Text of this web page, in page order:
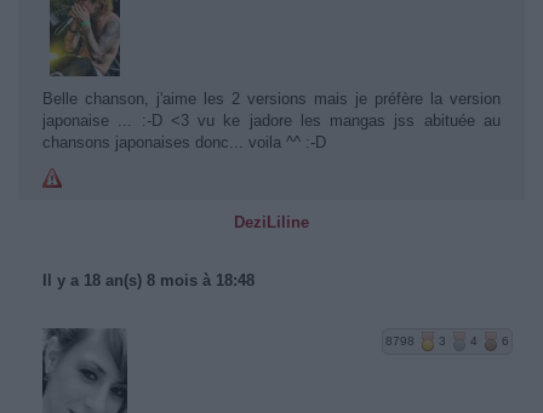
Belle chanson, j'aime les 2 versions mais je préfère la version
japonaise ... :-D <3 vu ke jadore les mangas jss abituée au
chansons japonaises donc... voila ^^ :-D
DeziLiline
Il y a 18 an(s) 8 mois à 18:48
8798 3 4 6